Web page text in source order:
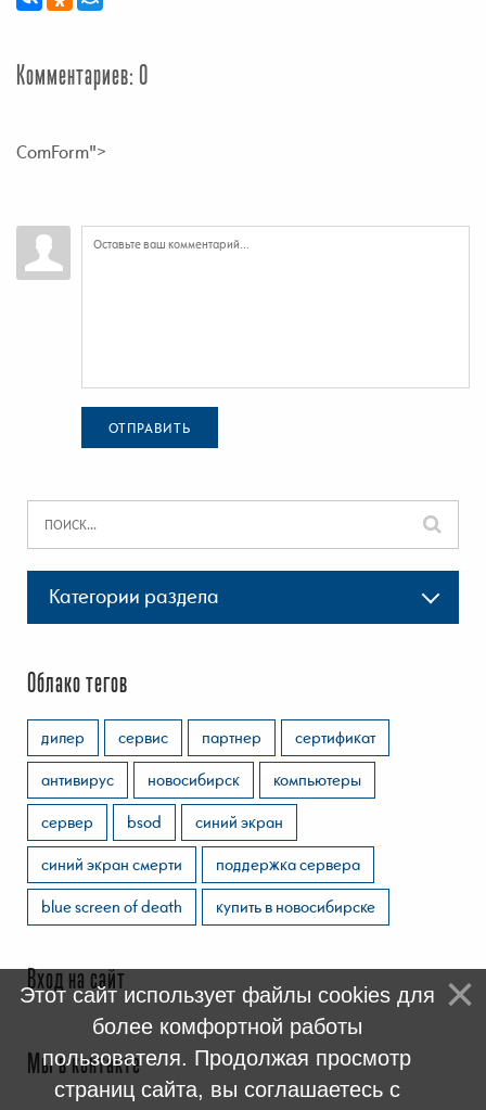
Комментариев: 0
ComForm">
ОТПРАВИТЬ
Категории раздела
Облако тегов
дилер сервис партнер
сертификат
антивирус
новосибирск
компьютеры
сервер
bsod
синий экран
синий экран смерти
поддержка сервера
blue screen of death
купить в новосибирске
Вход на сайт
Мы в контакте
Этот сайт использует файлы cookies для
более комфортной работы
пользователя. Продолжая просмотр
страниц сайта, вы соглашаетесь с